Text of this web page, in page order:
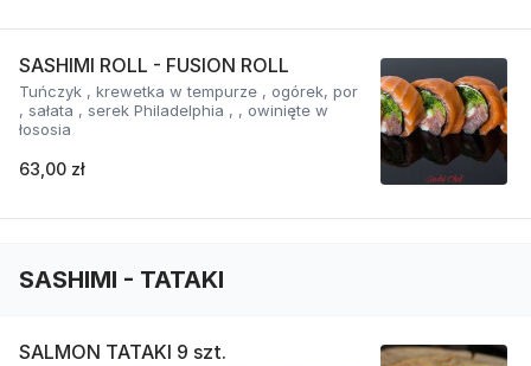
SASHIMI ROLL - FUSION ROLL
Tuńczyk , krewetka w tempurze , ogórek, por
, sałata , serek Philadelphia , , owinięte w
łososia
63,00 zł
SASHIMI - TATAKI
SALMON TATAKI 9 szt.